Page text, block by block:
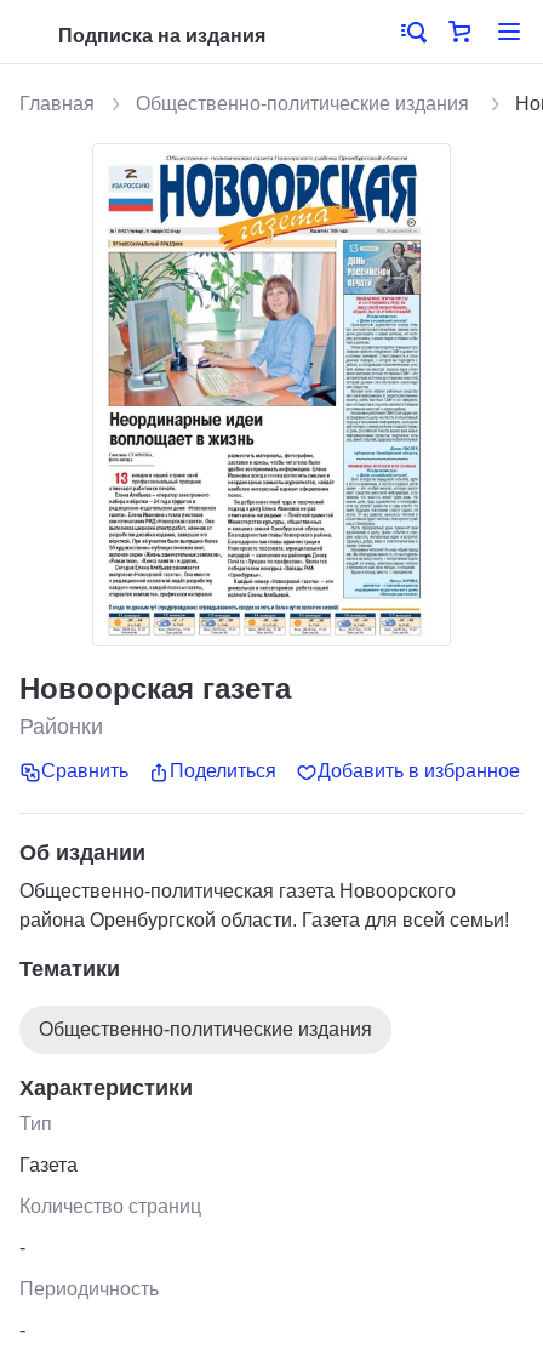
Подписка на издания
Главная Общественно-политические издания
Новоорская газета
Районки
Сравнить Поделиться Добавить в избранное
Об издании
Общественно-политическая газета Новоорского
района Оренбургской области. Газета для всей семьи!
Тематики
Общественно-политические издания
Характеристики
Тип
Газета
Количество страниц
-
Периодичность
-